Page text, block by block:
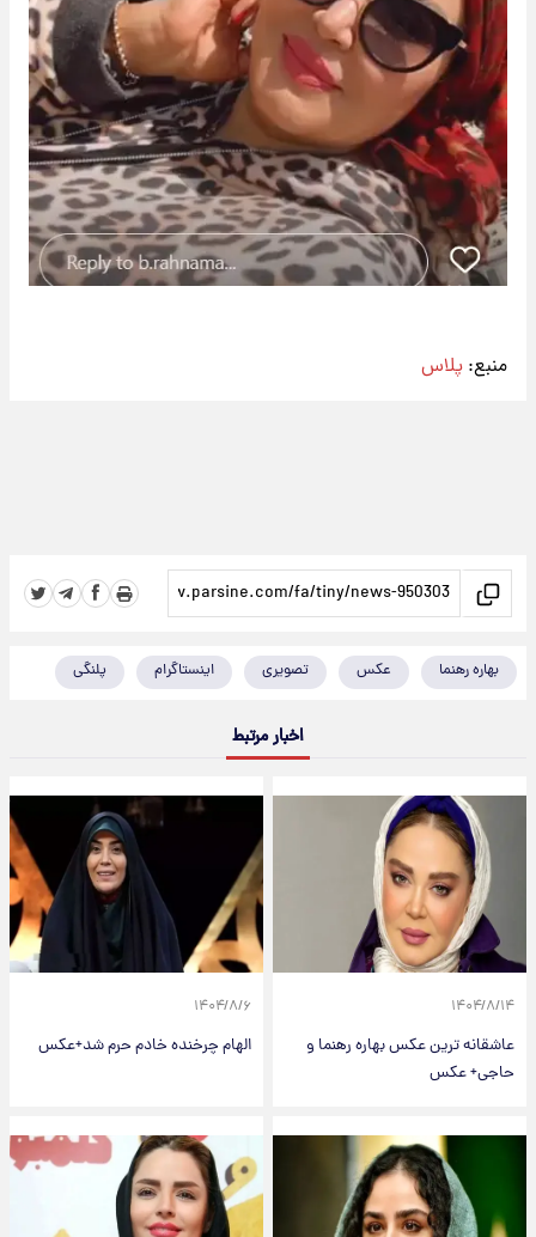
منبع: پلاس
بهاره رهنما عکس تصویری اینستاگرام پلنگی
اخبار مرتبط
۱۴۰۴/۸/۱۴
عاشقانه ترین عکس بهاره رهنما و
حاجی+ عکس
۱۴۰۴/۸/۶
الهام چرخنده خادم حرم شد+عکس